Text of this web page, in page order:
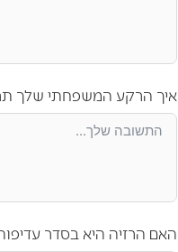
איך הרקע המשפחתי שלך
האם הרזיה היא בסדר